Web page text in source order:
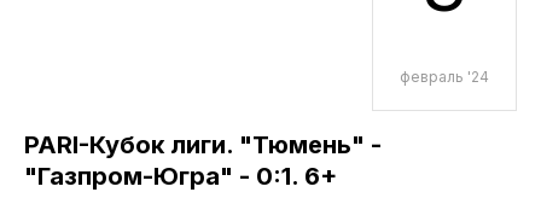
февраль '24
PARI-Кубок лиги. "Тюмень" -
"Газпром-Югра" - 0:1. 6+